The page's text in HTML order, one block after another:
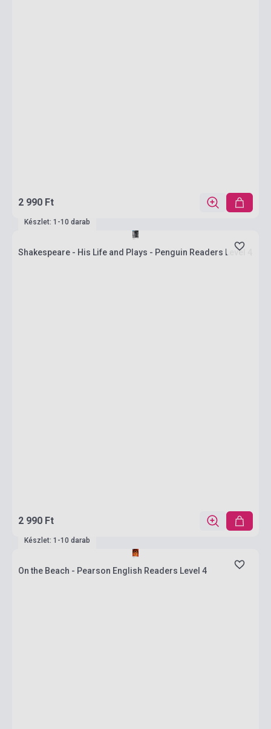
2 990 Ft
Készlet: 1-10 darab
Shakespeare - His Life and Plays - Penguin Readers Level 4
2 990 Ft
Készlet: 1-10 darab
On the Beach - Pearson English Readers Level 4